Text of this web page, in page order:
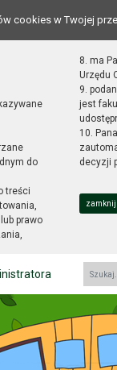
cookies w Twojej
do
treści
prawo
8. ma
Urzędu
9.
jest
10.
decyzji
zamknij
Fraza